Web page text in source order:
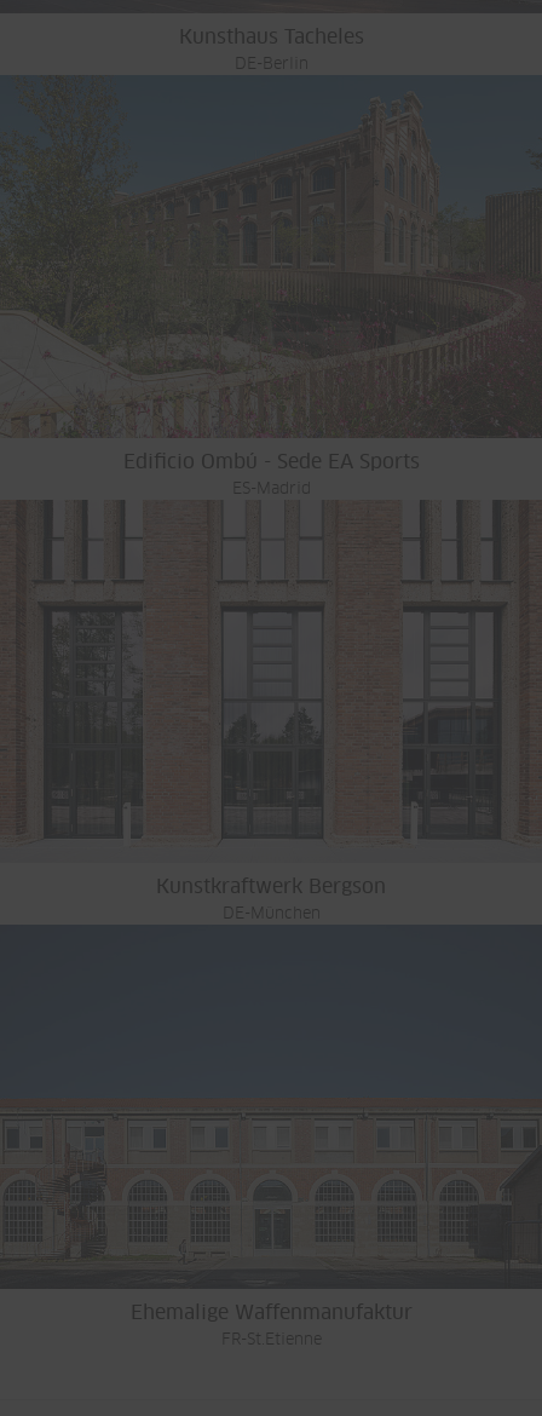
Kunsthaus Tacheles
DE-Berlin
Edificio Ombú - Sede EA Sports
ES-Madrid
Kunstkraftwerk Bergson
DE-München
Ehemalige Waffenmanufaktur
FR-St.Etienne